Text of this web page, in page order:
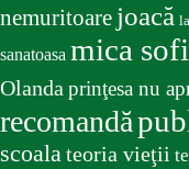
nemuritoare joacă
sanatoasa mica
Olandaprinţesa nu
recomandă
scoalateoria vieţii